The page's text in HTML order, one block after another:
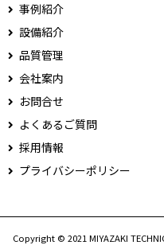
事例紹介
設備紹介
品質管理
会社案内
お問合せ
よくあるご質問
採用情報
プライバシーポリシー
Copyright © 2021 MIYAZAKI